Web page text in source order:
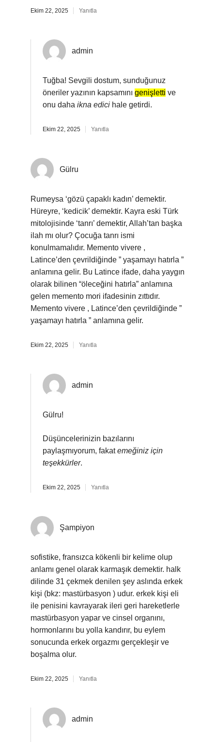
Ekim 22, 2025 Yanıtla
admin
Tuğba! Sevgili dostum, sunduğunuz
öneriler yazının kapsamını genişletti ve
onu daha ikna edici hale getirdi.
Ekim 22, 2025 Yanıtla
Gülru
Rumeysa ‘gözü çapaklı kadın’ demektir.
Hüreyre, ‘kedicik’ demektir. Kayra eski Türk
mitolojisinde ‘tanrı’ demektir, Allah’tan başka
ilah mı olur? Çocuğa tanrı ismi
konulmamalıdır. Memento vivere ,
Latince’den çevrildiğinde ” yaşamayı hatırla ”
anlamına gelir. Bu Latince ifade, daha yaygın
olarak bilinen “öleceğini hatırla” anlamına
gelen memento mori ifadesinin zıttıdır.
Memento vivere , Latince’den çevrildiğinde ”
yaşamayı hatırla ” anlamına gelir.
Ekim 22, 2025 Yanıtla
admin
Gülru!
Düşüncelerinizin bazılarını
paylaşmıyorum, fakatemeğiniz için
teşekkürler.
Ekim 22, 2025 Yanıtla
Şampiyon
sofistike, fransızca kökenli bir kelime olup
anlamı genel olarak karmaşık demektir. halk
dilinde 31 çekmek denilen şey aslında erkek
kişi (bkz: mastürbasyon ) udur. erkek kişi eli
ile penisini kavrayarak ileri geri hareketlerle
mastürbasyon yapar ve cinsel organını,
hormonlarını bu yolla kandırır, bu eylem
sonucunda erkek orgazmı gerçekleşir ve
boşalma olur.
Ekim 22, 2025 Yanıtla
admin